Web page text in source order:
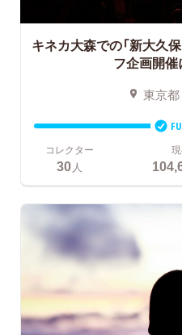
キネカ大森での「新大久
フ企画開催
東京都
コレクター
30人